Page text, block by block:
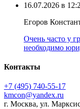
16.07.2026 в
Егоров
Очень часто у
необходимо
Контакты
+7 (495) 740‑55‑17
kmcon@yandex.ru
г. Москва, ул.